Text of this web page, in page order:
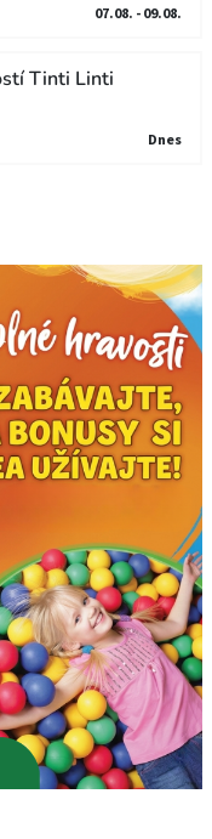
07.08. - 09.08.
Tinti Linti
Dnes